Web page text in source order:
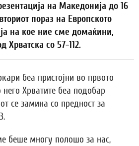
на Македонија до 16
пораз на Европското
на кое ние сме домаќини,
Хрватска со 57-112.
беа пристојни во првото
Хрватите беа подобар
се замина со предност за
беше многу полошо за нас,